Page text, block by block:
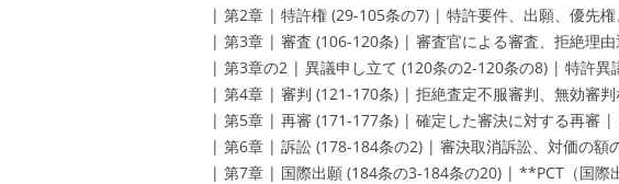
| 第2章 | 特許権 (29-105条の7) | 特許要件、出願、優
| 第3章 | 審査 (106-120条) | 審査官による審査、拒絶
| 第3章の2 | 異議申し立て (120条の2-120条の8) | 特許
| 第4章 | 審判 (121-170条) | 拒絶査定不服審判、無効
| 第5章 | 再審 (171-177条) | 確定した審決に対する再
| 第6章 | 訴訟 (178-184条の2) | 審決取消訴訟、対価の
| 第7章 | 国際出願 (184条の3-184条の20) | **PCT（国